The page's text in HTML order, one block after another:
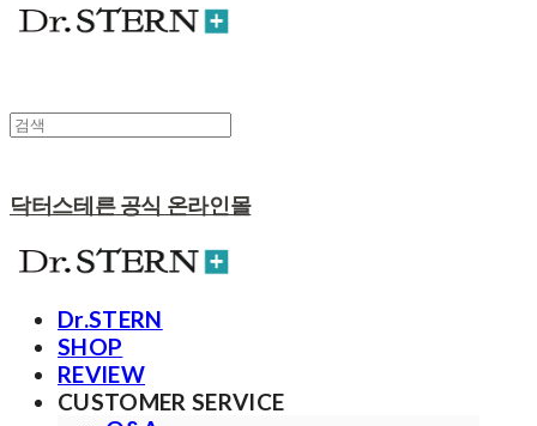
닥터스테른 공식 온라인몰
Dr.STERN
SHOP
REVIEW
CUSTOMER SERVICE